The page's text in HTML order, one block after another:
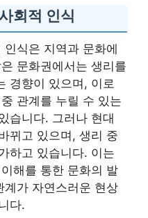
회적 인식
식은 지역과 문화에
문화권에서는 생리를
경향이 있으며, 이로
관계를 누릴 수 있는
습니다. 그러나 현대
뀌고 있으며, 생리 중
하고 있습니다. 이는
해를 통한 문화의 발
계가 자연스러운 현상
다.